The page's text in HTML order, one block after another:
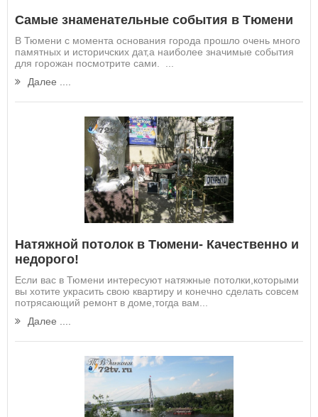
Самые знаменательные события в Тюмени
В Тюмени с момента основания города прошло очень много
памятных и историчских дат,а наиболее значимые события
для горожан посмотрите сами. ...
Далее ....
Натяжной потолок в Тюмени- Качественно и
недорого!
Если вас в Тюмени интересуют натяжные потолки,которыми
вы хотите украсить свою квартиру и конечно сделать совсем
потрясающий ремонт в доме,тогда вам...
Далее ....